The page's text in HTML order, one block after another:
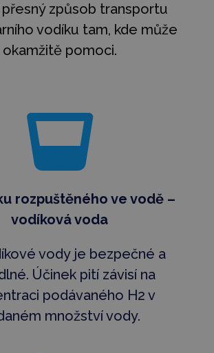
způsob transportu
vodíku tam, kde může
okamžitě pomoci.

rozpuštěného ve vodě –
vodíková voda
vody je bezpečné a
Účinek pití závisí na
podávaného H2 v
množství vody.